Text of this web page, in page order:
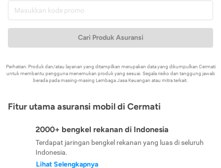
Cari Produk Asuransi
Perhatian: Produk dan/atau layanan yang ditampilkan merupakan data yang dikumpulkan Cermati
untuk membantu pengguna menemukan produk yang sesuai. Segala risiko dan tanggung jawab
berada pada masing-masing Lembaga Jasa Keuangan atau mitra terkait.
Fitur utama asuransi mobil di Cermati
2000+ bengkel rekanan di Indonesia
Terdapat jaringan bengkel rekanan yang luas di seluruh
Indonesia.
Lihat Selengkapnya